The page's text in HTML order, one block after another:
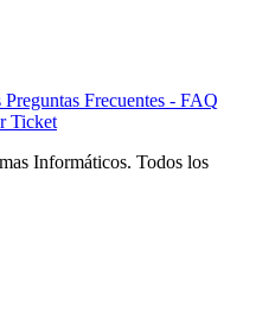
Preguntas Frecuentes - FAQ
Ticket
Informáticos. Todos los